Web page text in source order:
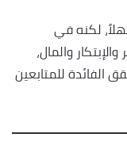
لكنه في
والمال،
الفائدة للمتابعين